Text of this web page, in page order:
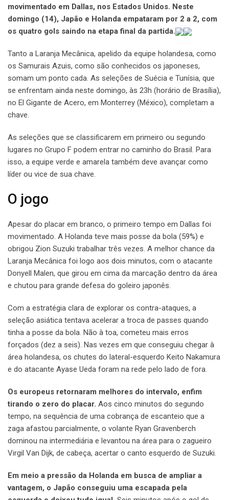
movimentado em Dallas, nos Estados Unidos. Neste
domingo (14), Japão e Holanda empataram por 2 a 2, com
os quatro gols saindo na etapa final da partida.
Tanto a Laranja Mecânica, apelido da equipe holandesa, como
os Samurais Azuis, como são conhecidos os japoneses,
somam um ponto cada. As seleções de Suécia e Tunísia, que
se enfrentam ainda neste domingo, às 23h (horário de Brasília),
no El Gigante de Acero, em Monterrey (México), completam a
chave.
As seleções que se classificarem em primeiro ou segundo
lugares no Grupo F podem entrar no caminho do Brasil. Para
isso, a equipe verde e amarela também deve avançar como
líder ou vice de sua chave.
O jogo
Apesar do placar em branco, o primeiro tempo em Dallas foi
movimentado. A Holanda teve mais posse da bola (59%) e
obrigou Zion Suzuki trabalhar três vezes. A melhor chance da
Laranja Mecânica foi logo aos dois minutos, com o atacante
Donyell Malen, que girou em cima da marcação dentro da área
e chutou para grande defesa do goleiro japonês.
Com a estratégia clara de explorar os contra-ataques, a
seleção asiática tentava acelerar a troca de passes quando
tinha a posse da bola. Não à toa, cometeu mais erros
forçados (dez a seis). Nas vezes em que conseguiu chegar à
área holandesa, os chutes do lateral-esquerdo Keito Nakamura
e do atacante Ayase Ueda foram na rede pelo lado de fora.
Os europeus retornaram melhores do intervalo, enfim
tirando o zero do placar. Aos cinco minutos do segundo
tempo, na sequência de uma cobrança de escanteio que a
zaga afastou parcialmente, o volante Ryan Gravenberch
dominou na intermediária e levantou na área para o zagueiro
Virgil Van Dijk, de cabeça, acertar o canto esquerdo de Suzuki.
Em meio a pressão da Holanda em busca de ampliar a
vantagem, o Japão conseguiu uma escapada pela